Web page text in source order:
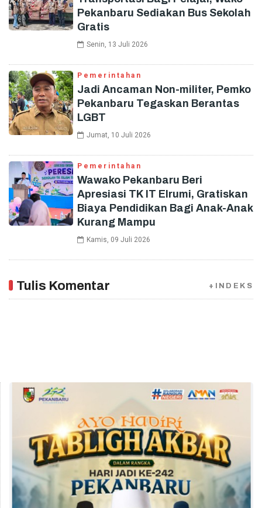
Pekanbaru Sediakan Bus Sekolah
Gratis
Senin, 13 Juli 2026
Pemerintahan
Jadi Ancaman Non-militer, Pemko
Pekanbaru Tegaskan Berantas
LGBT
Jumat, 10 Juli 2026
Pemerintahan
Wawako Pekanbaru Beri
Apresiasi TK IT Elrumi, Gratiskan
Biaya Pendidikan Bagi Anak-Anak
Kurang Mampu
Kamis, 09 Juli 2026
Tulis Komentar +INDEKS